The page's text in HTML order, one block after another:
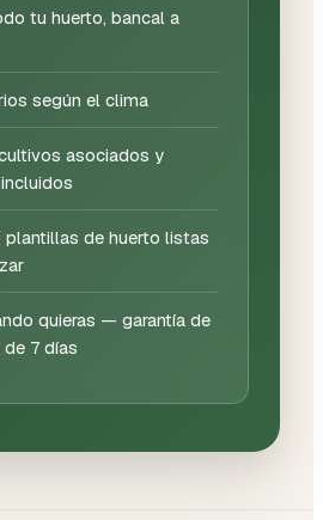
tu huerto, bancal a
según el clima
asociados y
plantillas de huerto listas
quieras — garantía de
7 días